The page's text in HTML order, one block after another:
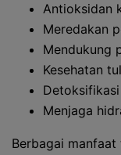
Antioksidan
Meredakan
Mendukung
Kesehatan
Menjaga
Berbagai